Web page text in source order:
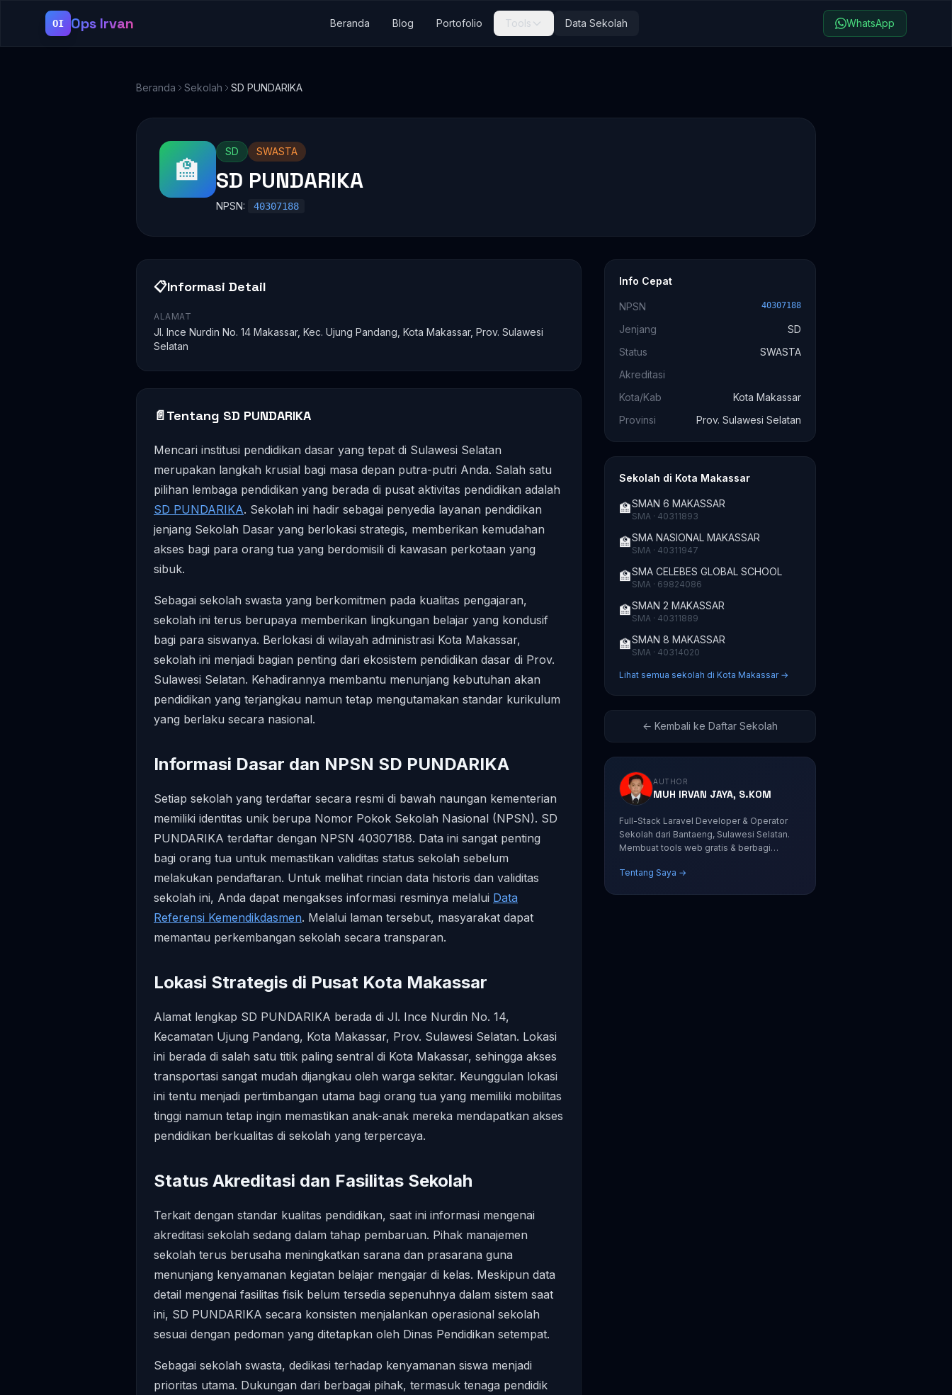
OI Ops Irvan Beranda Blog Portofolio Tools Data Sekolah WhatsApp
Beranda Sekolah SD PUNDARIKA
🏫
SD SWASTA
SD PUNDARIKA
NPSN: 40307188
📋Informasi Detail
ALAMAT
Jl. Ince Nurdin No. 14 Makassar, Kec. Ujung Pandang, Kota Makassar, Prov. Sulawesi
Selatan
📄Tentang SD PUNDARIKA
Mencari institusi pendidikan dasar yang tepat di Sulawesi Selatan
merupakan langkah krusial bagi masa depan putra-putri Anda. Salah satu
pilihan lembaga pendidikan yang berada di pusat aktivitas pendidikan adalah
SD PUNDARIKA. Sekolah ini hadir sebagai penyedia layanan pendidikan
jenjang Sekolah Dasar yang berlokasi strategis, memberikan kemudahan
akses bagi para orang tua yang berdomisili di kawasan perkotaan yang
sibuk.
Sebagai sekolah swasta yang berkomitmen pada kualitas pengajaran,
sekolah ini terus berupaya memberikan lingkungan belajar yang kondusif
bagi para siswanya. Berlokasi di wilayah administrasi Kota Makassar,
sekolah ini menjadi bagian penting dari ekosistem pendidikan dasar di Prov.
Sulawesi Selatan. Kehadirannya membantu menunjang kebutuhan akan
pendidikan yang terjangkau namun tetap mengutamakan standar kurikulum
yang berlaku secara nasional.
Informasi Dasar dan NPSN SD PUNDARIKA
Setiap sekolah yang terdaftar secara resmi di bawah naungan kementerian
memiliki identitas unik berupa Nomor Pokok Sekolah Nasional (NPSN). SD
PUNDARIKA terdaftar dengan NPSN 40307188. Data ini sangat penting
bagi orang tua untuk memastikan validitas status sekolah sebelum
melakukan pendaftaran. Untuk melihat rincian data historis dan validitas
sekolah ini, Anda dapat mengakses informasi resminya melalui Data
Referensi Kemendikdasmen. Melalui laman tersebut, masyarakat dapat
memantau perkembangan sekolah secara transparan.
Lokasi Strategis di Pusat Kota Makassar
Alamat lengkap SD PUNDARIKA berada di Jl. Ince Nurdin No. 14,
Kecamatan Ujung Pandang, Kota Makassar, Prov. Sulawesi Selatan. Lokasi
ini berada di salah satu titik paling sentral di Kota Makassar, sehingga akses
transportasi sangat mudah dijangkau oleh warga sekitar. Keunggulan lokasi
ini tentu menjadi pertimbangan utama bagi orang tua yang memiliki mobilitas
tinggi namun tetap ingin memastikan anak-anak mereka mendapatkan akses
pendidikan berkualitas di sekolah yang terpercaya.
Status Akreditasi dan Fasilitas Sekolah
Terkait dengan standar kualitas pendidikan, saat ini informasi mengenai
akreditasi sekolah sedang dalam tahap pembaruan. Pihak manajemen
sekolah terus berusaha meningkatkan sarana dan prasarana guna
menunjang kenyamanan kegiatan belajar mengajar di kelas. Meskipun data
detail mengenai fasilitas fisik belum tersedia sepenuhnya dalam sistem saat
ini, SD PUNDARIKA secara konsisten menjalankan operasional sekolah
sesuai dengan pedoman yang ditetapkan oleh Dinas Pendidikan setempat.
Sebagai sekolah swasta, dedikasi terhadap kenyamanan siswa menjadi
prioritas utama. Dukungan dari berbagai pihak, termasuk tenaga pendidik
Info Cepat
NPSN 40307188
Jenjang
SD
Status
SWASTA
Akreditasi
Kota/Kab
Kota Makassar
Provinsi
Prov. Sulawesi Selatan
Sekolah di Kota Makassar
🏫SMAN 6 MAKASSAR
SMA · 40311893
🏫SMA NASIONAL MAKASSAR
SMA · 40311947
🏫SMA CELEBES GLOBAL SCHOOL
SMA · 69824086
🏫SMAN 2 MAKASSAR
SMA · 40311889
🏫SMAN 8 MAKASSAR
SMA · 40314020
Lihat semua sekolah di Kota Makassar →
← Kembali ke Daftar Sekolah
AUTHOR
MUH IRVAN JAYA, S.KOM
Full-Stack Laravel Developer & Operator
Sekolah dari Bantaeng, Sulawesi Selatan.
Membuat tools web gratis & berbagi
Tentang Saya →